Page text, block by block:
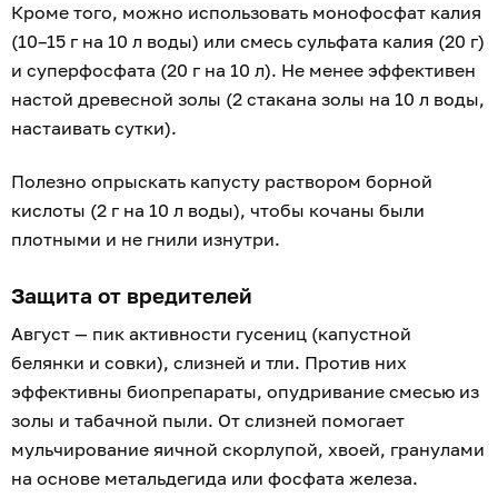
Кроме того, можно использовать монофосфат калия
(10–15 г на 10 л воды) или смесь сульфата калия (20 г)
и суперфосфата (20 г на 10 л). Не менее эффективен
настой древесной золы (2 стакана золы на 10 л воды,
настаивать сутки).
Полезно опрыскать капусту раствором борной
кислоты (2 г на 10 л воды), чтобы кочаны были
плотными и не гнили изнутри.
Защита от вредителей
Август — пик активности гусениц (капустной
белянки и совки), слизней и тли. Против них
эффективны биопрепараты, опудривание смесью из
золы и табачной пыли. От слизней помогает
мульчирование яичной скорлупой, хвоей, гранулами
на основе метальдегида или фосфата железа.